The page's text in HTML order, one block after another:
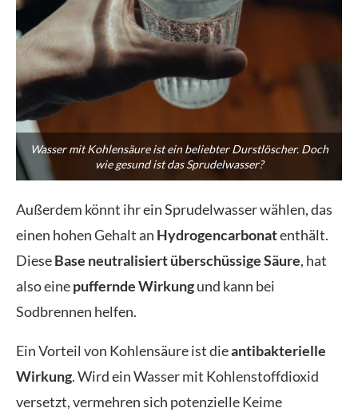
Wasser mit Kohlensäure ist ein beliebter Durstlöscher. Doch
wie gesund ist das Sprudelwasser?
Außerdem könnt ihr ein Sprudelwasser wählen, das
einen hohen Gehalt an Hydrogencarbonatenthält.
DieseBase neutralisiert überschüssige Säure, hat
also einepuffernde Wirkungund kann bei
Sodbrennen helfen.
Ein Vorteil von Kohlensäure ist dieantibakterielle
Wirkung. Wird ein Wasser mit Kohlenstoffdioxid
versetzt, vermehren sich potenzielle Keime